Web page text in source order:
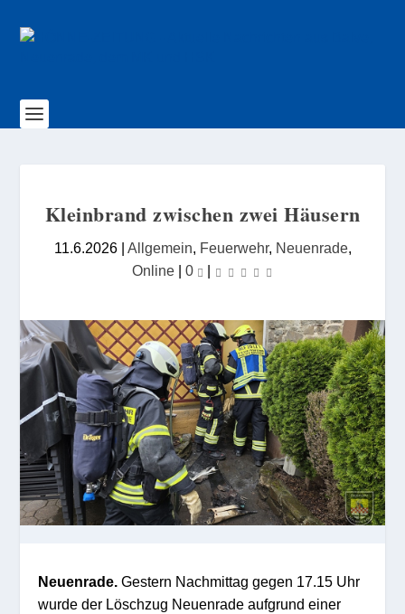
Kleinbrand zwischen zwei Häusern
11.6.2026| Allgemein, Feuerwehr, Neuenrade,
Online| 0 |
Neuenrade. Gestern Nachmittag gegen 17.15 Uhr
wurde der Löschzug Neuenrade aufgrund einer